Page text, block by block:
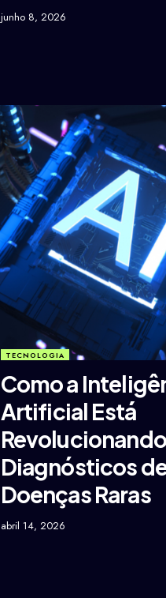
junho 8, 2026
TECNOLOGIA
Como a
Artificial Está
Revolucionando
Diagnósticos
Doenças Raras
abril 14, 2026